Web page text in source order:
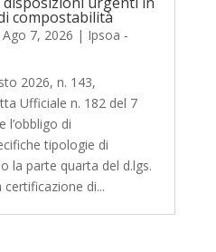
compostabilità
Ago 7, 2026 | Ipsoa -
2026, n. 143,
Ufficiale n. 182 del 7
l’obbligo di
tipologie di
la parte quarta del d.lgs.
certificazione di...